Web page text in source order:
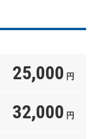
25,000 円
32,000 円